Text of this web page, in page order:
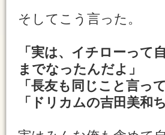
そしてこう言った。
「実は、イチローって
までなったんだよ」
「長友も同じこと言っ
「ドリカムの吉田美和